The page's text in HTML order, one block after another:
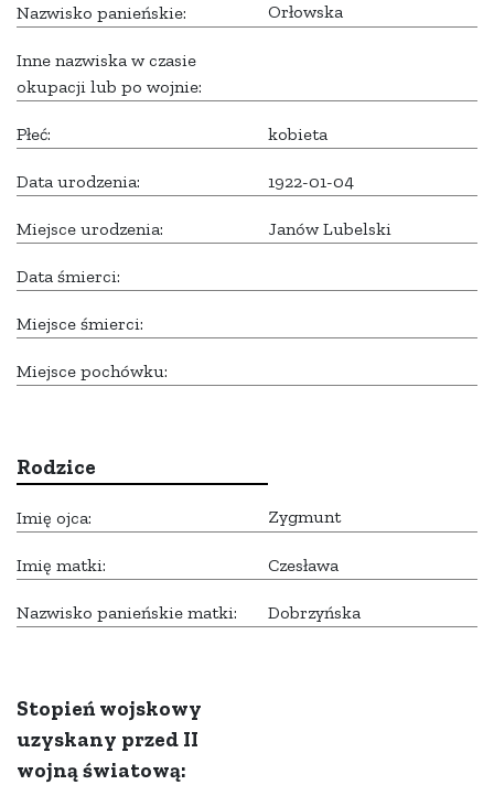
Nazwisko panieńskie: Orłowska
Inne nazwiska w czasie
okupacji lub po wojnie:
Płeć: kobieta
Data urodzenia: 1922-01-04
Miejsce urodzenia: Janów Lubelski
Data śmierci:
Miejsce śmierci:
Miejsce pochówku:
Rodzice
Imię ojca: Zygmunt
Imię matki: Czesława
Nazwisko panieńskie matki: Dobrzyńska
Stopień wojskowy
uzyskany przed II
wojną światową: